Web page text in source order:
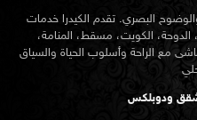
البصري. تقدم الكيدرا خدمات
الكويت، مسقط، المنامة،
مع الراحة وأسلوب الحياة والسياق
ودوبلكس